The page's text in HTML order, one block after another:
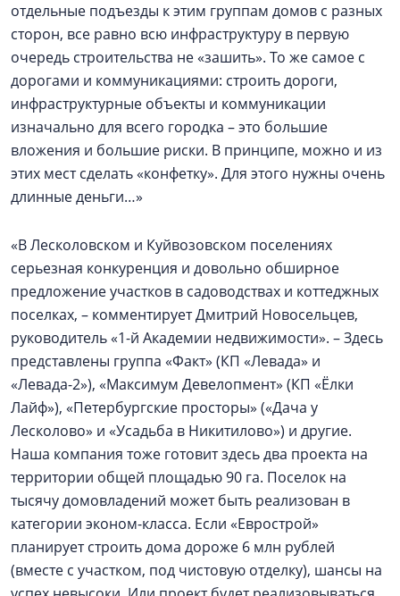
отдельные подъезды к этим группам домов с разных
сторон, все равно всю инфраструктуру в первую
очередь строительства не «зашить». То же самое с
дорогами и коммуникациями: строить дороги,
инфраструктурные объекты и коммуникации
изначально для всего городка – это большие
вложения и большие риски. В принципе, можно и из
этих мест сделать «конфетку». Для этого нужны очень
длинные деньги…»
«В Лесколовском и Куйвозовском поселениях
серьезная конкуренция и довольно обширное
предложение участков в садоводствах и коттеджных
поселках, – комментирует Дмитрий Новосельцев,
руководитель «1-й Академии недвижимости». – Здесь
представлены группа «Факт» (КП «Левада» и
«Левада-2»), «Максимум Девелопмент» (КП «Ёлки
Лайф»), «Петербургские просторы» («Дача у
Лесколово» и «Усадьба в Никитилово») и другие.
Наша компания тоже готовит здесь два проекта на
территории общей площадью 90 га. Поселок на
тысячу домовладений может быть реализован в
категории эконом-класса. Если «Еврострой»
планирует строить дома дороже 6 млн рублей
(вместе с участком, под чистовую отделку), шансы на